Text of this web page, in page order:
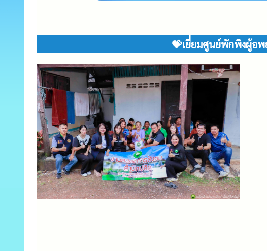
💝เยี่ยมศูนย์พักพิงผู้อพ